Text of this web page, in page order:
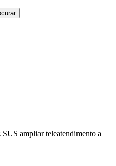
ampliar teleatendimento a